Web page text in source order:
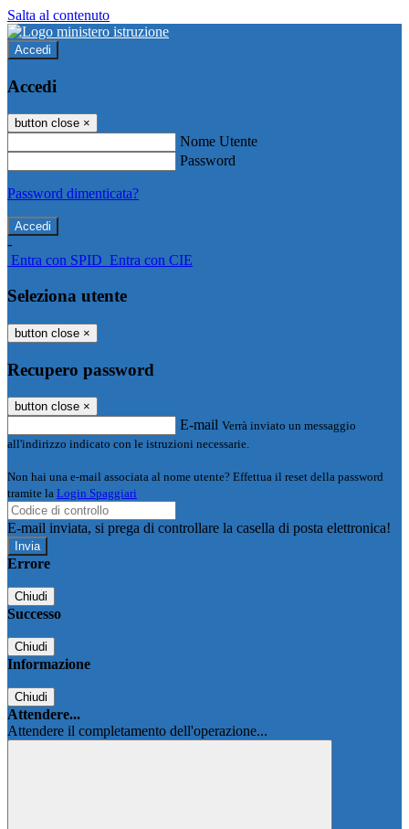
Salta al contenuto
Accedi
Accedi
button close ×
Nome Utente
Password
Password dimenticata?
-
Entra con SPID Entra con CIE
Seleziona utente
button close ×
Recupero password
button close ×
E-mail Verrà inviato un messaggio
all'indirizzo indicato con le istruzioni necessarie.
Non hai una e-mail associata al nome utente? Effettua il reset della password
tramite la Login Spaggiari
E-mail inviata, si prega di controllare la casella di posta elettronica!
Errore
Chiudi
Successo
Chiudi
Informazione
Chiudi
Attendere...
Attendere il completamento dell'operazione...